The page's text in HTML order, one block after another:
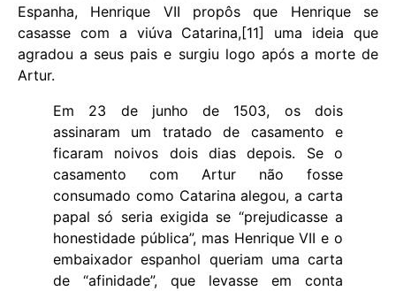
Espanha, Henrique VII propôs que Henrique se
casasse com a viúva Catarina,[11] uma ideia que
agradou a seus pais e surgiu logo após a morte de
Artur.
Em 23 de junho de 1503, os dois
assinaram um tratado de casamento e
ficaram noivos dois dias depois. Se o
casamento com Artur não fosse
consumado como Catarina alegou, a carta
papal só seria exigida se “prejudicasse a
honestidade pública”, mas Henrique VII e o
embaixador espanhol queriam uma carta
de “afinidade”, que levasse em conta